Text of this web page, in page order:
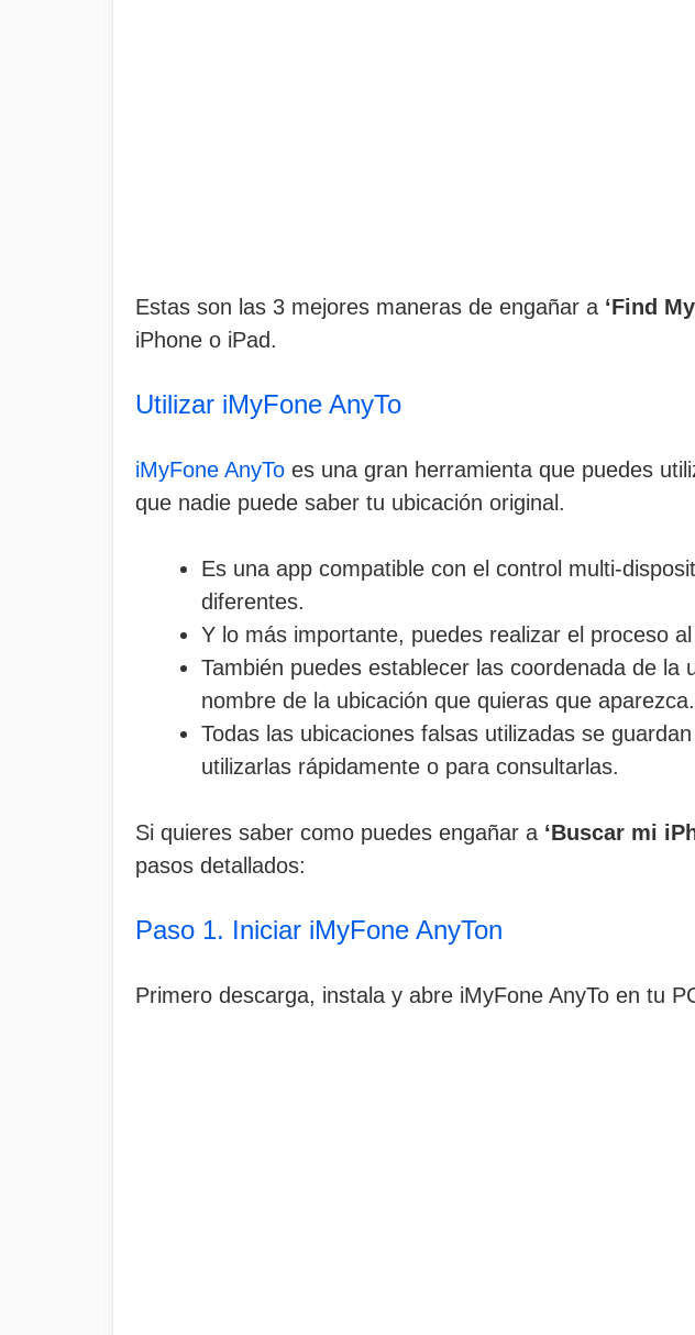
Estas son las 3 mejores maneras de engañar a ‘Find
iPhone o iPad.
Utilizar iMyFone AnyTo
iMyFone AnyTo es una gran herramienta que puedes
que nadie puede saber tu ubicación original.
Es una app compatible con el control multi-
diferentes.
Y lo más importante, puedes realizar el proceso
También puedes establecer las coordenada de la
nombre de la ubicación que quieras que aparezca.
Todas las ubicaciones falsas utilizadas se
utilizarlas rápidamente o para consultarlas.
Si quieres saber como puedes engañar a ‘Buscar mi
pasos detallados:
Paso 1. Iniciar iMyFone AnyTon
Primero descarga, instala y abre iMyFone AnyTo en tu